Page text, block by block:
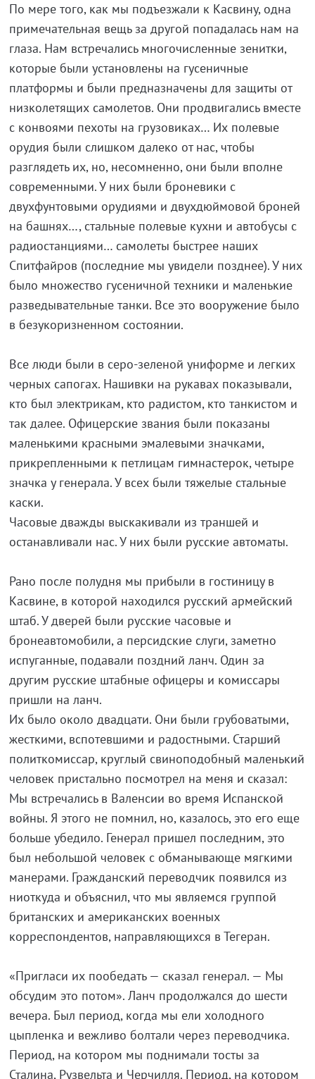
По мере того, как мы подъезжали к Касвину, одна
примечательная вещь за другой попадалась нам на
глаза. Нам встречались многочисленные зенитки,
которые были установлены на гусеничные
платформы и были предназначены для защиты от
низколетящих самолетов. Они продвигались вместе
с конвоями пехоты на грузовиках… Их полевые
орудия были слишком далеко от нас, чтобы
разглядеть их, но, несомненно, они были вполне
современными. У них были броневики с
двухфунтовыми орудиями и двухдюймовой броней
на башнях…, стальные полевые кухни и автобусы с
радиостанциями… самолеты быстрее наших
Спитфайров (последние мы увидели позднее). У них
было множество гусеничной техники и маленькие
разведывательные танки. Все это вооружение было
в безукоризненном состоянии.
Все люди были в серо-зеленой униформе и легких
черных сапогах. Нашивки на рукавах показывали,
кто был электрикам, кто радистом, кто танкистом и
так далее. Офицерские звания были показаны
маленькими красными эмалевыми значками,
прикрепленными к петлицам гимнастерок, четыре
значка у генерала. У всех были тяжелые стальные
каски.
Часовые дважды выскакивали из траншей и
останавливали нас. У них были русские автоматы.
Рано после полудня мы прибыли в гостиницу в
Касвине, в которой находился русский армейский
штаб. У дверей были русские часовые и
бронеавтомобили, а персидские слуги, заметно
испуганные, подавали поздний ланч. Один за
другим русские штабные офицеры и комиссары
пришли на ланч.
Их было около двадцати. Они были грубоватыми,
жесткими, вспотевшими и радостными. Старший
политкомиссар, круглый свиноподобный маленький
человек пристально посмотрел на меня и сказал:
Мы встречались в Валенсии во время Испанской
войны. Я этого не помнил, но, казалось, это его еще
больше убедило. Генерал пришел последним, это
был небольшой человек с обманывающе мягкими
манерами. Гражданский переводчик появился из
ниоткуда и объяснил, что мы являемся группой
британских и американских военных
корреспондентов, направляющихся в Тегеран.
«Пригласи их пообедать — сказал генерал. — Мы
обсудим это потом». Ланч продолжался до шести
вечера. Был период, когда мы ели холодного
цыпленка и вежливо болтали через переводчика.
Период, на котором мы поднимали тосты за
Сталина, Рузвельта и Черчилля. Период, на котором